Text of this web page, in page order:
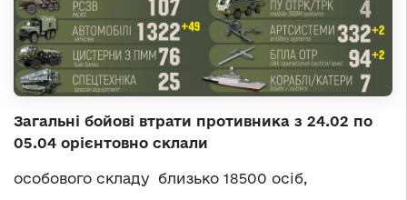
Загальні бойові втрати противника з 24.02 по
05.04 орієнтовно склали
особового складу близько 18500 осіб,